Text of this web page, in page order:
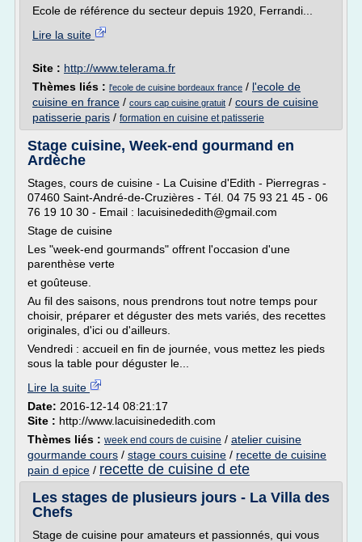
Ecole de référence du secteur depuis 1920, Ferrandi...
Lire la suite
Site : http://www.telerama.fr
Thèmes liés : l'ecole de cuisine bordeaux france / l'ecole de
cuisine en france / cours cap cuisine gratuit / cours de cuisine
patisserie paris / formation en cuisine et patisserie
Stage cuisine, Week-end gourmand en
Ardèche
Stages, cours de cuisine - La Cuisine d'Edith - Pierregras -
07460 Saint-André-de-Cruzières - Tél. 04 75 93 21 45 - 06
76 19 10 30 - Email : lacuisinededith@gmail.com
Stage de cuisine
Les "week-end gourmands" offrent l'occasion d'une
parenthèse verte
et goûteuse.
Au fil des saisons, nous prendrons tout notre temps pour
choisir, préparer et déguster des mets variés, des recettes
originales, d'ici ou d'ailleurs.
Vendredi : accueil en fin de journée, vous mettez les pieds
sous la table pour déguster le...
Lire la suite
Date: 2016-12-14 08:21:17
Site : http://www.lacuisinededith.com
Thèmes liés : week end cours de cuisine / atelier cuisine
gourmande cours / stage cours cuisine / recette de cuisine
pain d epice / recette de cuisine d ete
Les stages de plusieurs jours - La Villa des
Chefs
Stage de cuisine pour amateurs et passionnés, qui vous